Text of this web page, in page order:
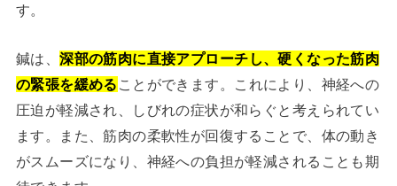
す。
鍼は、深部の筋肉に直接アプローチし、硬くなった筋肉
の緊張を緩める ことができます。これにより、神経への
圧迫が軽減され、しびれの症状が和らぐと考えられてい
ます。また、筋肉の柔軟性が回復することで、体の動き
がスムーズになり、神経への負担が軽減されることも期